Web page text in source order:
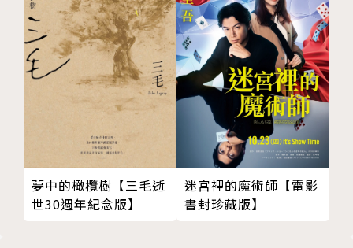
〈時間就是金錢〉
在「時間交易中心」裡，時間可以換取金錢。為了贏得
美人芳心，馬立文二話不說，就將42天的時間換成了2
萬元！然而當他的美夢即將實現，人生卻從此再也無法
〈作家出道殺人事件〉
「想出道，先殺一個人看看！」中年編輯對想要成為作
家的青年這麼說。青年對這個大叔的話半信半疑，但在
得知名滿天下的推理作家們也都曾經殺過人之後，青年
夢中的橄欖樹【三毛逝
世30週年紀念版】
迷宮裡的魔術師【電影
書封珍藏版】